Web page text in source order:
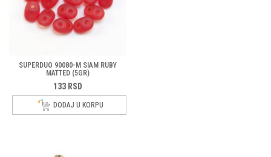
SUPERDUO 90080-M SIAM RUBY
MATTED (5GR)
133 RSD
DODAJ U KORPU